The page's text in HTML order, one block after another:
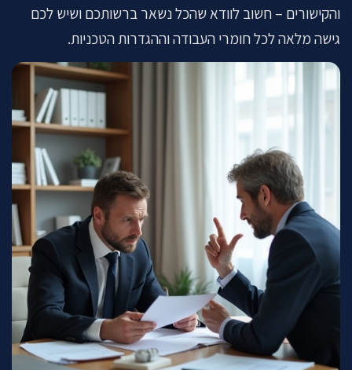
והקישורים – חשוב לוודא שהכל נשאר ברשותכם ושיש לכם
גישה מלאה לכל חומרי העבודה וההגדרות הטכניות.